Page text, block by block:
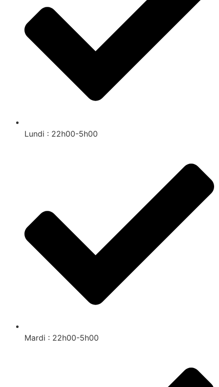
Lundi : 22h00-5h00
Mardi : 22h00-5h00